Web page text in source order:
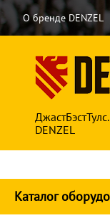
О бренде DENZEL
DENZEL
Каталог